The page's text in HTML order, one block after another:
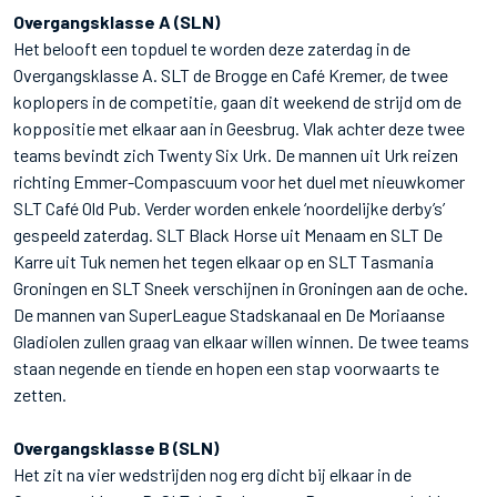
Overgangsklasse A (SLN)
Het belooft een topduel te worden deze zaterdag in de
Overgangsklasse A. SLT de Brogge en Café Kremer, de twee
koplopers in de competitie, gaan dit weekend de strijd om de
koppositie met elkaar aan in Geesbrug. Vlak achter deze twee
teams bevindt zich Twenty Six Urk. De mannen uit Urk reizen
richting Emmer-Compascuum voor het duel met nieuwkomer
SLT Café Old Pub. Verder worden enkele ‘noordelijke derby’s’
gespeeld zaterdag. SLT Black Horse uit Menaam en SLT De
Karre uit Tuk nemen het tegen elkaar op en SLT Tasmania
Groningen en SLT Sneek verschijnen in Groningen aan de oche.
De mannen van SuperLeague Stadskanaal en De Moriaanse
Gladiolen zullen graag van elkaar willen winnen. De twee teams
staan negende en tiende en hopen een stap voorwaarts te
zetten.
Overgangsklasse B (SLN)
Het zit na vier wedstrijden nog erg dicht bij elkaar in de